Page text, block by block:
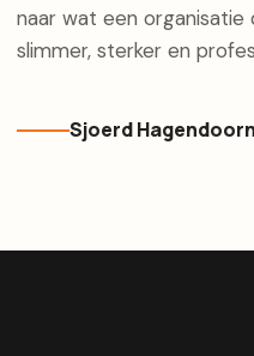
naar wat een organisatie
slimmer, sterker en
Sjoerd Hagendoorn